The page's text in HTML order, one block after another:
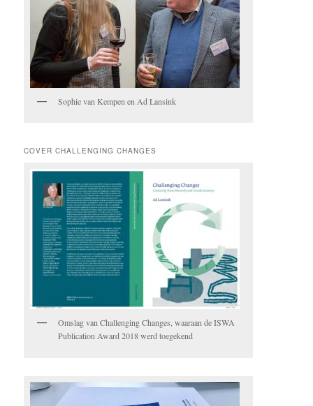
Sophie van Kempen en Ad Lansink
COVER CHALLENGING CHANGES
Omslag van Challenging Changes, waaraan de ISWA
Publication Award 2018 werd toegekend